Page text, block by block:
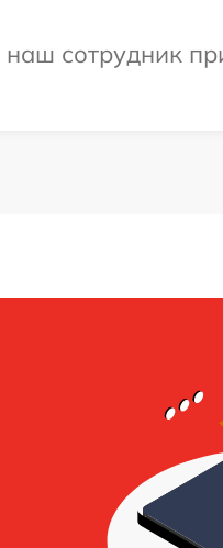
сотрудник